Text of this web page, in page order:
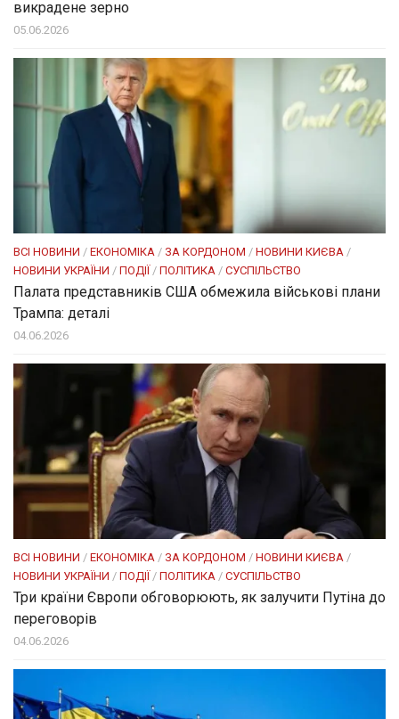
викрадене зерно
05.06.2026
ВСІ НОВИНИ / ЕКОНОМІКА / ЗА КОРДОНОМ / НОВИНИ КИЄВА /
НОВИНИ УКРАЇНИ / ПОДІЇ/ ПОЛІТИКА / СУСПІЛЬСТВО
Палата представників США обмежила військові плани
Трампа: деталі
04.06.2026
ВСІ НОВИНИ / ЕКОНОМІКА / ЗА КОРДОНОМ / НОВИНИ КИЄВА /
НОВИНИ УКРАЇНИ / ПОДІЇ/ ПОЛІТИКА / СУСПІЛЬСТВО
Три країни Європи обговорюють, як залучити Путіна до
переговорів
04.06.2026